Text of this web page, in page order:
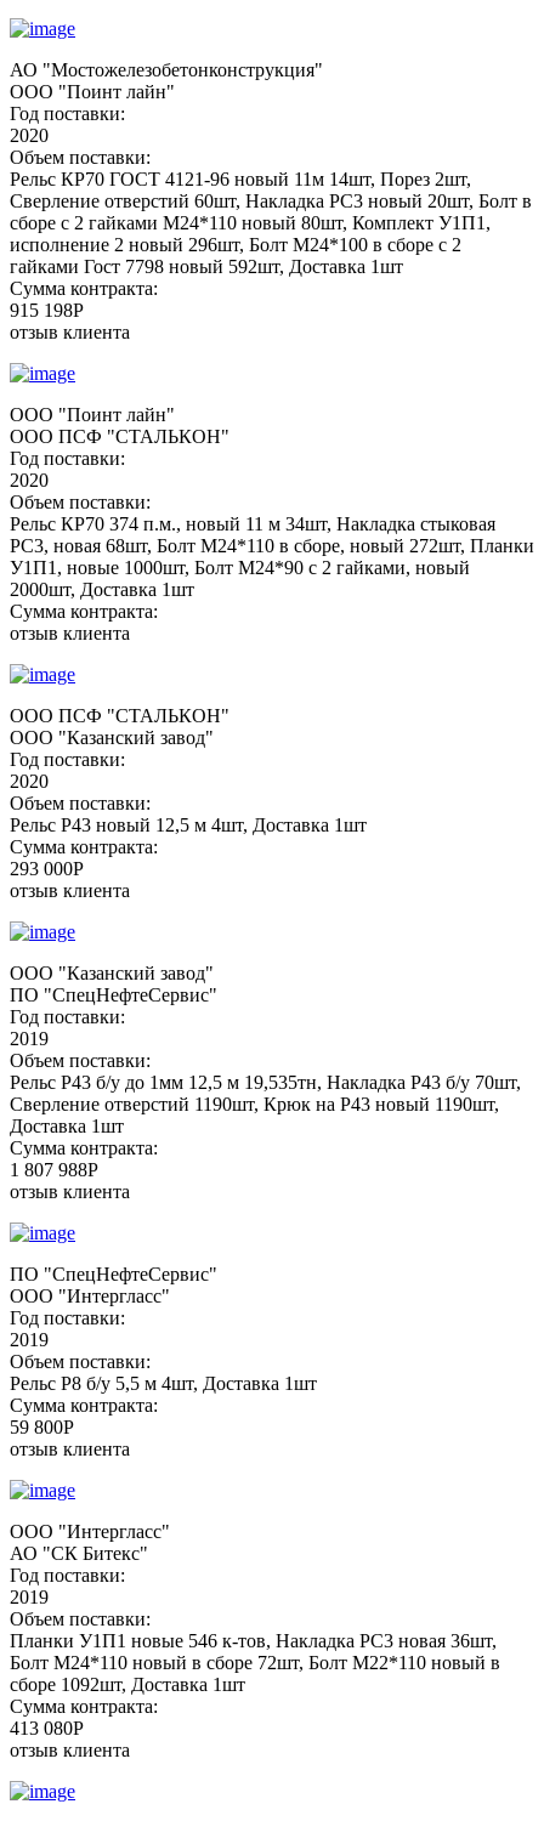
АО "Мостожелезобетонконструкция"
ООО "Поинт лайн"
Год поставки:
2020
Объем поставки:
Рельс КР70 ГОСТ 4121-96 новый 11м 14шт, Порез 2шт,
Сверление отверстий 60шт, Накладка РС3 новый 20шт, Болт в
сборе с 2 гайками М24*110 новый 80шт, Комплект У1П1,
исполнение 2 новый 296шт, Болт М24*100 в сборе с 2
гайками Гост 7798 новый 592шт, Доставка 1шт
Сумма контракта:
915 198P
отзыв клиента
ООО "Поинт лайн"
ООО ПСФ "СТАЛЬКОН"
Год поставки:
2020
Объем поставки:
Рельс КР70 374 п.м., новый 11 м 34шт, Накладка стыковая
РС3, новая 68шт, Болт М24*110 в сборе, новый 272шт, Планки
У1П1, новые 1000шт, Болт М24*90 с 2 гайками, новый
2000шт, Доставка 1шт
Сумма контракта:
отзыв клиента
ООО ПСФ "СТАЛЬКОН"
ООО "Казанский завод"
Год поставки:
2020
Объем поставки:
Рельс Р43 новый 12,5 м 4шт, Доставка 1шт
Сумма контракта:
293 000P
отзыв клиента
ООО "Казанский завод"
ПО "СпецНефтеСервис"
Год поставки:
2019
Объем поставки:
Рельс Р43 б/у до 1мм 12,5 м 19,535тн, Накладка Р43 б/у 70шт,
Сверление отверстий 1190шт, Крюк на Р43 новый 1190шт,
Доставка 1шт
Сумма контракта:
1 807 988P
отзыв клиента
ПО "СпецНефтеСервис"
ООО "Интергласс"
Год поставки:
2019
Объем поставки:
Рельс Р8 б/у 5,5 м 4шт, Доставка 1шт
Сумма контракта:
59 800P
отзыв клиента
ООО "Интергласс"
АО "СК Битекс"
Год поставки:
2019
Объем поставки:
Планки У1П1 новые 546 к-тов, Накладка РС3 новая 36шт,
Болт М24*110 новый в сборе 72шт, Болт М22*110 новый в
сборе 1092шт, Доставка 1шт
Сумма контракта:
413 080P
отзыв клиента